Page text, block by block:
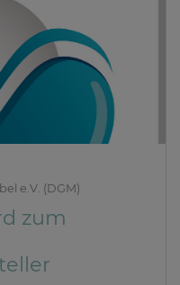
e.V. (DGM)
zum